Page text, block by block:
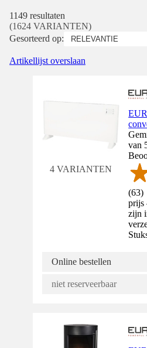
1149 resultaten
(1624 VARIANTEN)
Gesorteerd op:
Artikellijst overslaan
4 VARIANTEN
van
(63)
prijs
zijn
Online bestellen
niet reserveerbaar